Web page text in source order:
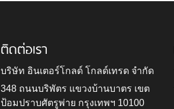
ติดต่อเรา
บริษัท อินเตอร์โกลด์ โกลด์เทรด จำกัด
348 ถนนบริพัตร แขวงบ้านบาตร เขต
ป้อมปราบศัตรูพ่าย กรุงเทพฯ 10100